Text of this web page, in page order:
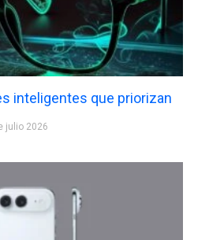
inteligentes que priorizan
julio 2026